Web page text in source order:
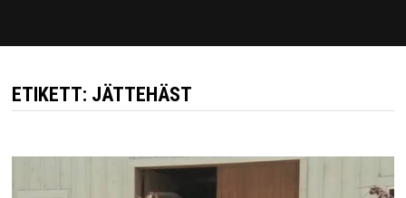
ETIKETT: JÄTTEHÄST